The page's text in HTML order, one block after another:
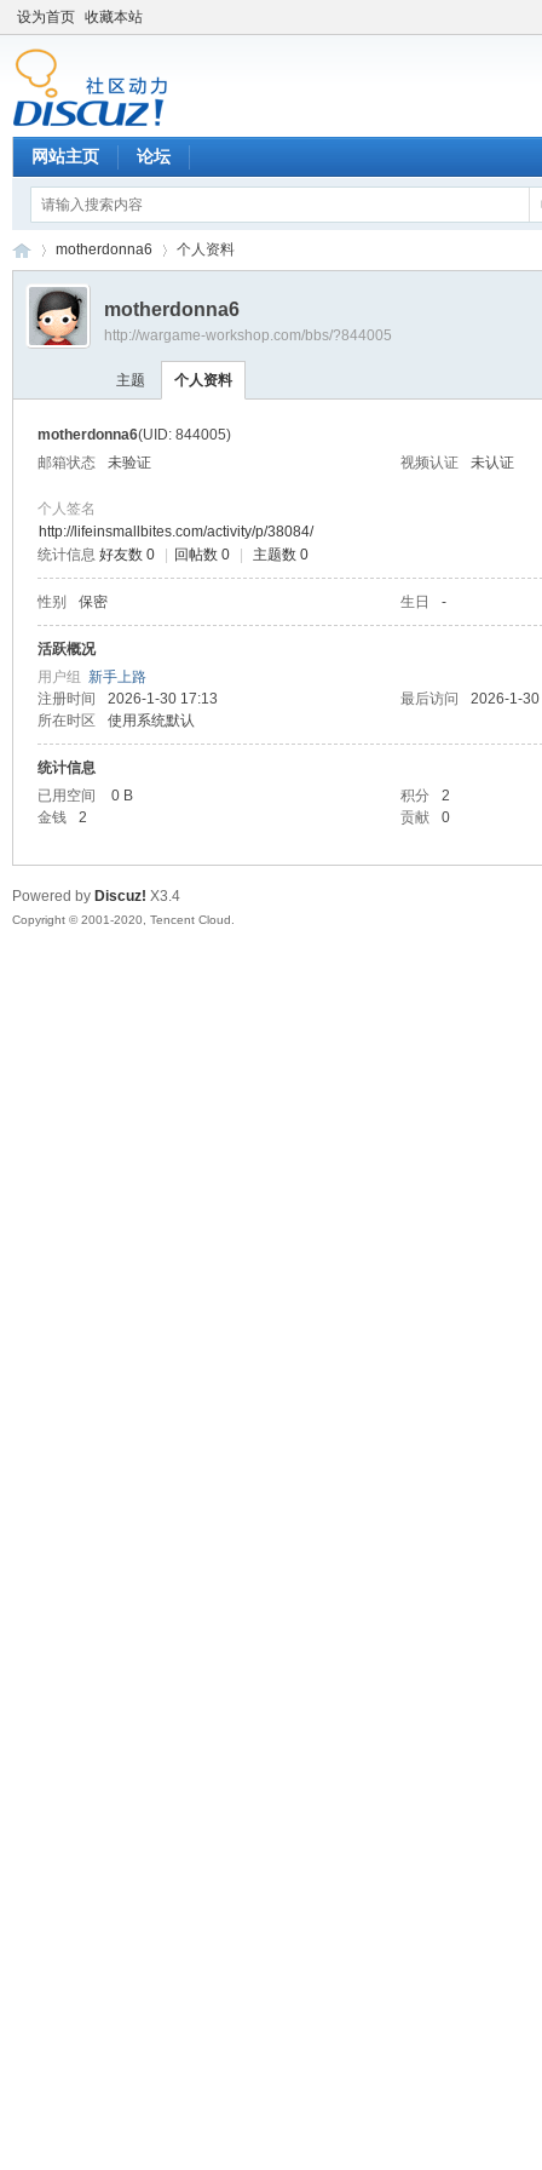
设为首页 收藏本站
网站主页 论坛
›
motherdonna6 个人资料
motherdonna6
http://wargame-workshop.com/bbs/?844005
主题 个人资料
motherdonna6(UID: 844005)
邮箱状态
未验证 视频认证 未认证
个人签名
http://lifeinsmallbites.com/activity/p/38084/
统计信息 好友数 0 回帖数 0 主题数 0
性别 保密 生日 -
活跃概况
用户组 新手上路
注册时间
2026-1-30 17:13 最后访问
2026-1-
所在时区
使用系统默认
统计信息
已用空间
0 B 积分
2
金钱
2 贡献 0
Powered by Discuz! X3.4
Copyright © 2001-2020, Tencent Cloud.